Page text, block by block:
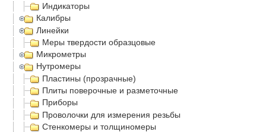
Индикаторы
Калибры
Линейки
Меры твердости образцовые
Микрометры
Нутромеры
Пластины (прозрачные)
Плиты поверочные и разметочные
Приборы
Проволочки для измерения резьбы
Стенкомеры и толщиномеры